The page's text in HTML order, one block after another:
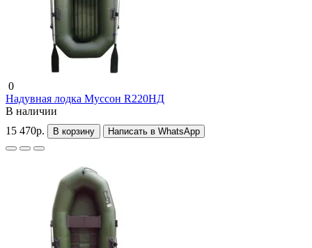
0
Надувная лодка Муссон R220НД
В наличии
15 470р.
В корзину Написать в WhatsApp